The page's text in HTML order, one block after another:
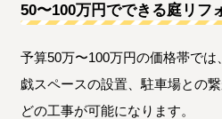
50〜100万円でできる庭リフ
予算50万〜100万円の価格帯で
戯スペースの設置、駐車場との
どの工事が可能になります。